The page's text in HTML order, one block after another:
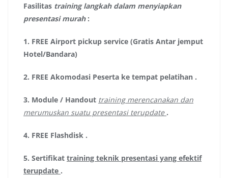
Fasilitas training langkah dalam menyiapkan
presentasi murah :
1. FREE Airport pickup service (Gratis Antar jemput
Hotel/Bandara)
2. FREE Akomodasi Peserta ke tempat pelatihan .
3. Module / Handout training merencanakan dan
merumuskan suatu presentasi terupdate .
4. FREE Flashdisk .
5. Sertifikat training teknik presentasi yang efektif
terupdate .